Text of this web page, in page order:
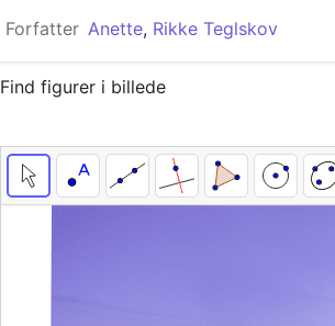
Forfatter Anette, Rikke Teglskov
Find figurer i billede